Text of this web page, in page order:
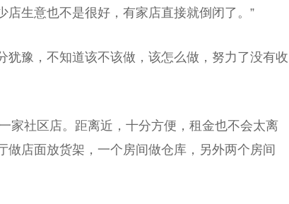
生意也不是很好，有家店直接就倒闭了。”
豫，不知道该不该做，该怎么做，努力了没有收
家社区店。距离近，十分方便，租金也不会太离
店面放货架，一个房间做仓库，另外两个房间